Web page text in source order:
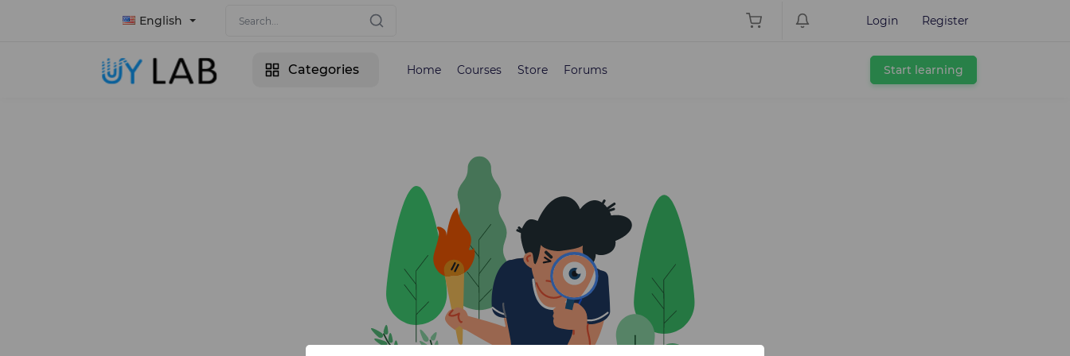
English Login Register
Categories Home Courses Store Forums Start learning